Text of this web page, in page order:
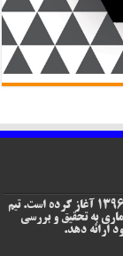
فروشگاه اینترنتی فروش فایل دانش فا فعالیت خود را در سال 1396 آغاز کرده است. تیم
به تحقیق و بررسی
ارائه دهد.